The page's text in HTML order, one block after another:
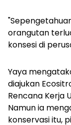
orangutan
konsesi di
Yaya
diajukan
Rencana Kerja
Namun ia
konservasi itu,